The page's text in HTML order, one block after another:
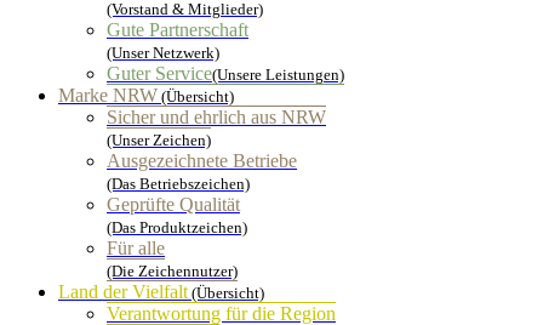
(Vorstand & Mitglieder)
Gute Partnerschaft
(Unser Netzwerk)
Guter Service(Unsere Leistungen)
Marke NRW (Übersicht)
Sicher und ehrlich aus NRW
(Unser Zeichen)
Ausgezeichnete Betriebe
(Das Betriebszeichen)
Geprüfte Qualität
(Das Produktzeichen)
Für alle
(Die Zeichennutzer)
Land der Vielfalt(Übersicht)
Verantwortung für die Region